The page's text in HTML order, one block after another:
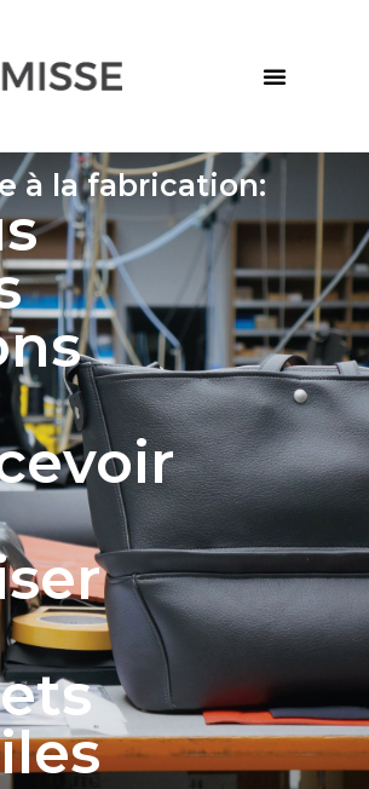
à la fabrication: